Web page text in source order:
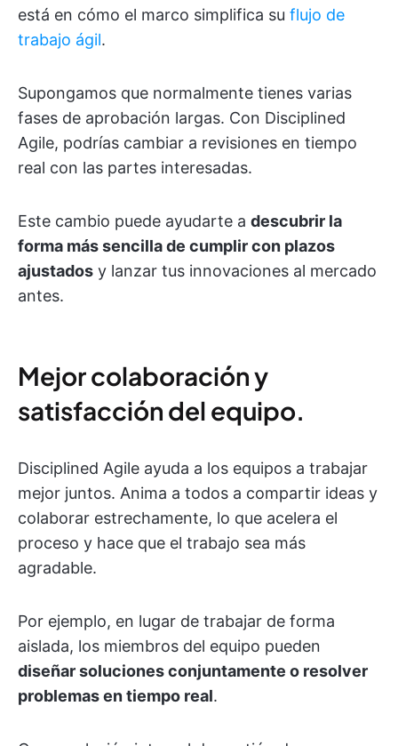
está en cómo el marco simplifica su flujo de
trabajo ágil.
Supongamos que normalmente tienes varias
fases de aprobación largas. Con Disciplined
Agile, podrías cambiar a revisiones en tiempo
real con las partes interesadas.
Este cambio puede ayudarte a descubrir la
forma más sencilla de cumplir con plazos
ajustados y lanzar tus innovaciones al mercado
antes.
Mejor colaboración y
satisfacción del equipo.
Disciplined Agile ayuda a los equipos a trabajar
mejor juntos. Anima a todos a compartir ideas y
colaborar estrechamente, lo que acelera el
proceso y hace que el trabajo sea más
agradable.
Por ejemplo, en lugar de trabajar de forma
aislada, los miembros del equipo pueden
diseñar soluciones conjuntamente o resolver
problemas en tiempo real.